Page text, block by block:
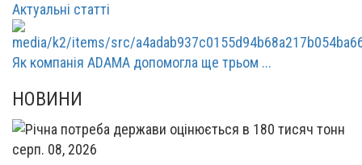
Актуальні статті
Як компанія ADAMA допомогла ще трьом ...
НОВИНИ
серп. 08, 2026